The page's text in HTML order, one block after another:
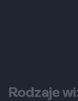
Rodzaje